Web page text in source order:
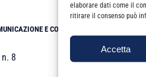
elaborare dati come il
ritirare il consenso può
Accetta
E COLLABORAZIONE
8